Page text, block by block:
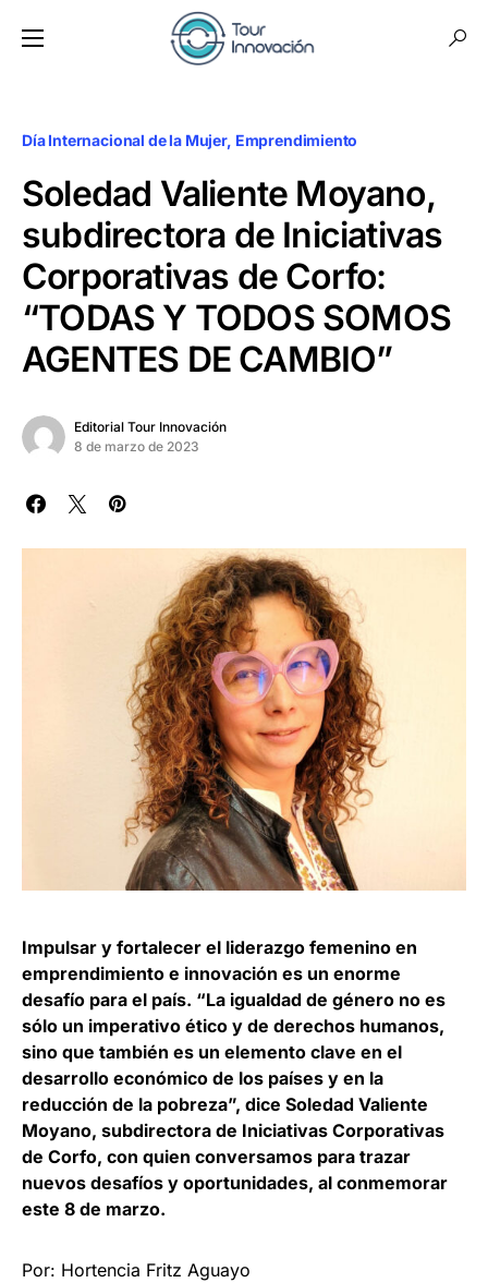
Día Internacional de la Mujer Emprendimiento
Soledad Valiente Moyano,
subdirectora de Iniciativas
Corporativas de Corfo:
“TODAS Y TODOS SOMOS
AGENTES DE CAMBIO”
Editorial Tour Innovación
8 de marzo de 2023
Impulsar y fortalecer el liderazgo femenino en
emprendimiento e innovación es un enorme
desafío para el país. “La igualdad de género no es
sólo un imperativo ético y de derechos humanos,
sino que también es un elemento clave en el
desarrollo económico de los países y en la
reducción de la pobreza”, dice Soledad Valiente
Moyano, subdirectora de Iniciativas Corporativas
de Corfo, con quien conversamos para trazar
nuevos desafíos y oportunidades, al conmemorar
este 8 de marzo.
Por: Hortencia Fritz Aguayo